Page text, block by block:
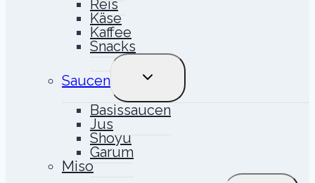
Reis
Käse
Kaffee
Snacks
Saucen
UNTERMENÜ
UMSCHALTEN
Basissaucen
Jus
Shoyu
Garum
Miso